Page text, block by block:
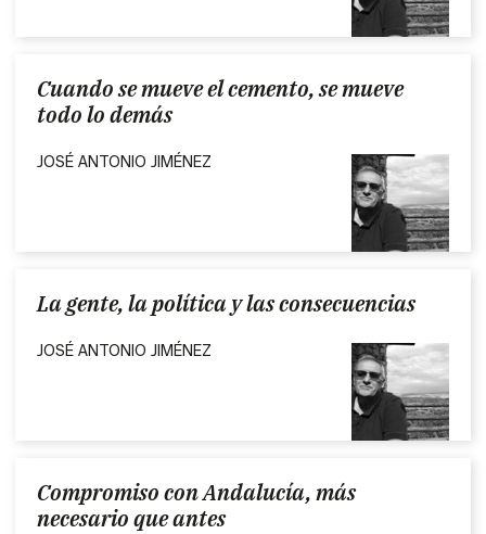
Cuando se mueve el cemento, se mueve
todo lo demás
JOSÉ ANTONIO JIMÉNEZ
La gente, la política y las consecuencias
JOSÉ ANTONIO JIMÉNEZ
Compromiso con Andalucía, más
necesario que antes